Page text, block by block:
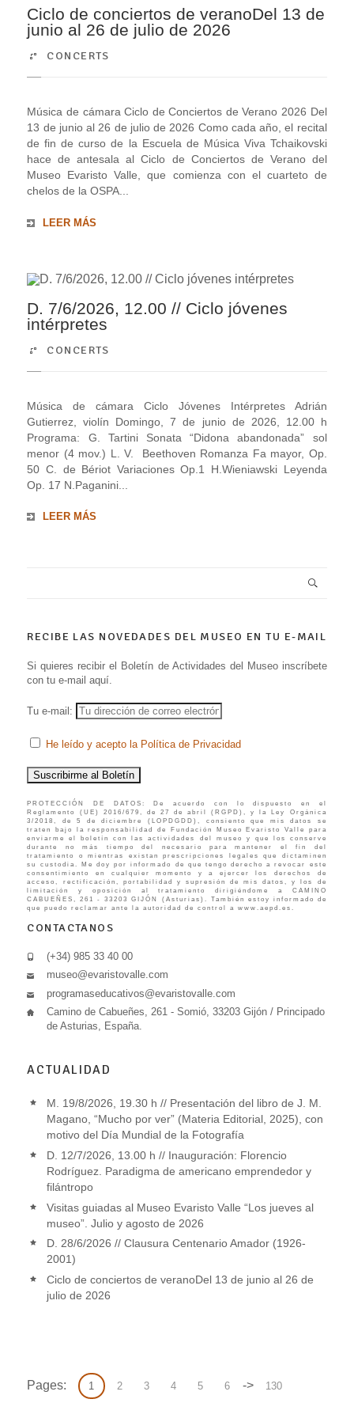
Ciclo de conciertos de veranoDel 13 de
junio al 26 de julio de 2026
CONCERTS
Música de cámara Ciclo de Conciertos de Verano 2026 Del
13 de junio al 26 de julio de 2026 Como cada año, el recital
de fin de curso de la Escuela de Música Viva Tchaikovski
hace de antesala al Ciclo de Conciertos de Verano del
Museo Evaristo Valle, que comienza con el cuarteto de
chelos de la OSPA...
LEER MÁS
D. 7/6/2026, 12.00 // Ciclo jóvenes
intérpretes
CONCERTS
Música de cámara Ciclo Jóvenes Intérpretes Adrián
Gutierrez, violín Domingo, 7 de junio de 2026, 12.00 h
Programa: G. Tartini Sonata “Didona abandonada” sol
menor (4 mov.) L. V. Beethoven Romanza Fa mayor, Op.
50 C. de Bériot Variaciones Op.1 H.Wieniawski Leyenda
Op. 17 N.Paganini...
LEER MÁS
RECIBE LAS NOVEDADES DEL MUSEO EN TU E-MAIL
Si quieres recibir el Boletín de Actividades del Museo inscríbete
con tu e-mail aquí.
Tu e-mail:
He leído y acepto la Política de Privacidad
PROTECCIÓN DE DATOS: De acuerdo con lo dispuesto en el
Reglamento (UE) 2016/679, de 27 de abril (RGPD), y la Ley Orgánica
3/2018, de 5 de diciembre (LOPDGDD), consiento que mis datos se
traten bajo la responsabilidad de Fundación Museo Evaristo Valle para
enviarme el boletín con las actividades del museo y que los conserve
durante no más tiempo del necesario para mantener el fin del
tratamiento o mientras existan prescripciones legales que dictaminen
su custodia. Me doy por informado de que tengo derecho a revocar este
consentimiento en cualquier momento y a ejercer los derechos de
acceso, rectificación, portabilidad y supresión de mis datos, y los de
limitación y oposición al tratamiento dirigiéndome a CAMINO
CABUEÑES, 261 - 33203 GIJÓN (Asturias). También estoy informado de
que puedo reclamar ante la autoridad de control a www.aepd.es.
CONTACTANOS
(+34) 985 33 40 00
museo@evaristovalle.com
programaseducativos@evaristovalle.com
Camino de Cabueñes, 261 - Somió, 33203 Gijón / Principado
de Asturias, España.
ACTUALIDAD
M. 19/8/2026, 19.30 h // Presentación del libro de J. M.
Magano, “Mucho por ver” (Materia Editorial, 2025), con
motivo del Día Mundial de la Fotografía
D. 12/7/2026, 13.00 h // Inauguración: Florencio
Rodríguez. Paradigma de americano emprendedor y
filántropo
Visitas guiadas al Museo Evaristo Valle “Los jueves al
museo”. Julio y agosto de 2026
D. 28/6/2026 // Clausura Centenario Amador (1926-
2001)
Ciclo de conciertos de veranoDel 13 de junio al 26 de
julio de 2026
Pages: 1 2 3 4 5 6 -> 130